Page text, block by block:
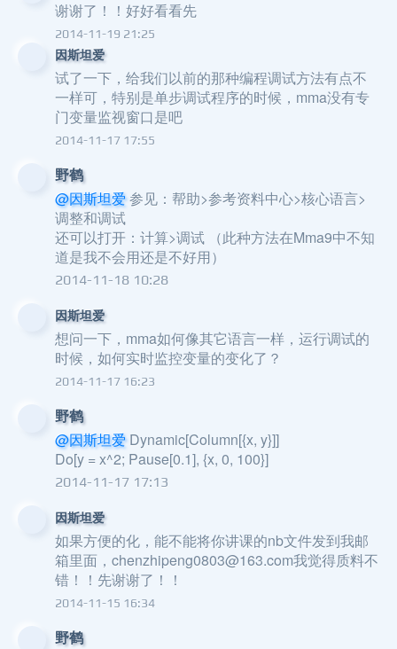
谢谢了！！好好看看先
2014-11-19 21:25
因斯坦爱
试了一下，给我们以前的那种编程调试方法有点不
一样可，特别是单步调试程序的时候，mma没有专
门变量监视窗口是吧
2014-11-17 17:55
野鹤
@因斯坦爱参见：帮助>参考资料中心>核心语言>
调整和调试
还可以打开：计算>调试 （此种方法在Mma9中不知
道是我不会用还是不好用）
2014-11-18 10:28
因斯坦爱
想问一下，mma如何像其它语言一样，运行调试的
时候，如何实时监控变量的变化了？
2014-11-17 16:23
野鹤
@因斯坦爱 Dynamic[Column[{x, y}]]
Do[y = x^2; Pause[0.1], {x, 0, 100}]
2014-11-17 17:13
因斯坦爱
如果方便的化，能不能将你讲课的nb文件发到我邮
箱里面，chenzhipeng0803@163.com我觉得质料不
错！！先谢谢了！！
2014-11-15 16:34
野鹤